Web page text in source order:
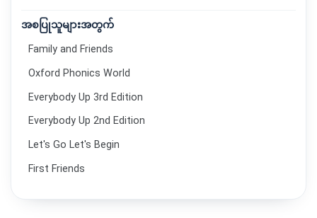
အစပြုသူများအတွက်
Family and Friends
Oxford Phonics World
Everybody Up 3rd Edition
Everybody Up 2nd Edition
Let's Go Let's Begin
First Friends